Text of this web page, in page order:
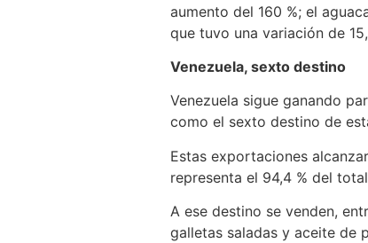
aumento del 160 %; el
que tuvo una variación de
Venezuela, sexto destino
Venezuela sigue ganando
como el sexto destino de
Estas exportaciones
representa el 94,4 % del
A ese destino se venden,
galletas saladas y aceite de